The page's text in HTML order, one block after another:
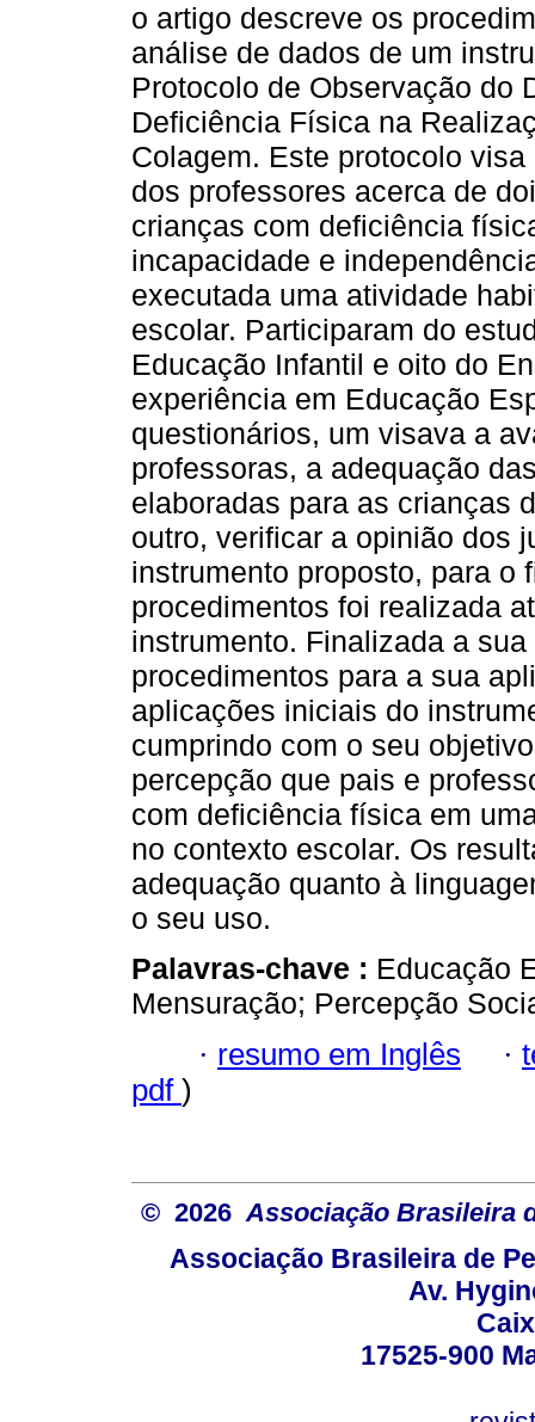
o artigo descreve os
análise de dados de um
Protocolo de Observação do
Deficiência Física na
Colagem. Este protocolo
dos professores acerca de
crianças com deficiência
incapacidade e
executada uma atividade
escolar. Participaram do
Educação Infantil e oito do
experiência em Educação
questionários, um visava a
professoras, a adequação
elaboradas para as crianças
outro, verificar a opinião dos
instrumento proposto, para o
procedimentos foi realizada
instrumento. Finalizada a
procedimentos para a sua
aplicações iniciais do
cumprindo com o seu
percepção que pais e
com deficiência física em
no contexto escolar. Os
adequação quanto à
o seu uso.
Palavras-chave : Educação
Mensuração; Percepção
· resumo em Inglês ·
pdf )
© 2026 Associação Brasileira
Associação Brasileira de
Av.
17525-900